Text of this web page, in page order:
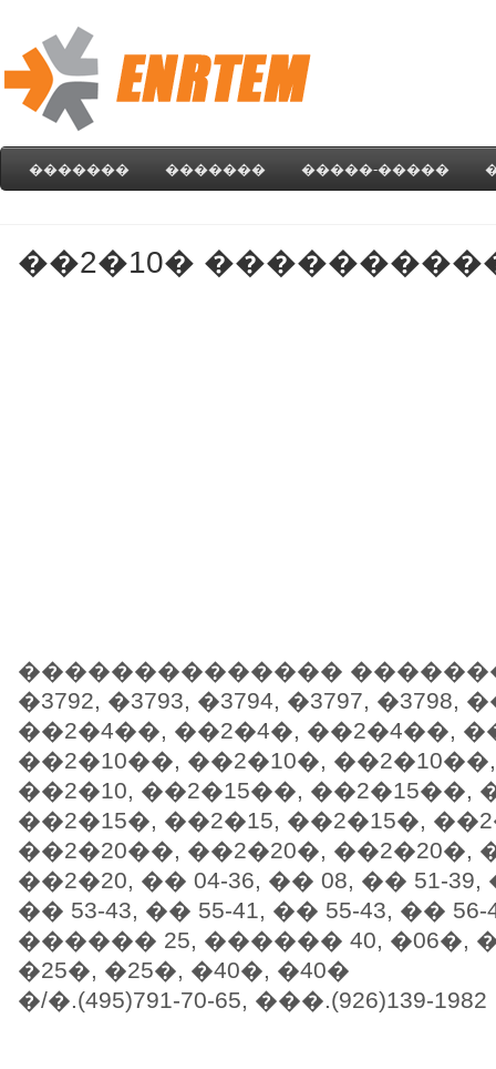
������� ������� �����-�����
��2�10�
��������������
�3792, �3793, �3794, �3797, �3798,
��2�4��, ��2�4�, ��2�4��,
��2�10��, ��2�10�,
��2�10, ��2�15��, ��2�15��,
��2�15�, ��2�15, ��2�15�,
��2�20��, ��2�20�, ��2�20�,
��2�20, �� 04-36, �� 08, �� 51-39,
�� 53-43, �� 55-41, �� 55-43, �� 56-
������ 25, ������ 40, �06�,
�25�, �25�, �40�, �40�
�/�.(495)791-70-65, ���.(926)139-1982